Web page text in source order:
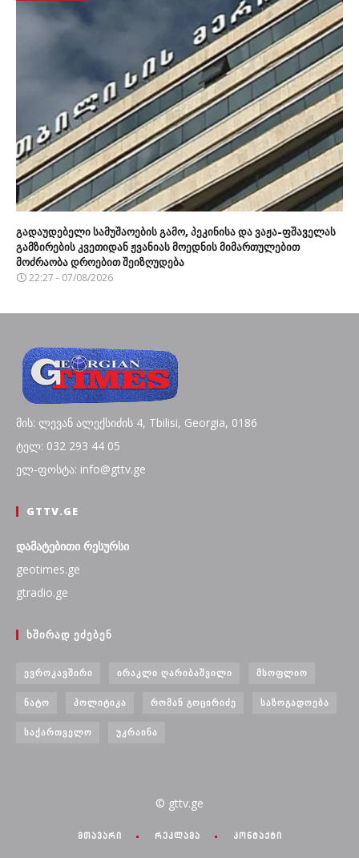
გადაუდებელი სამუშაოების გამო, პეკინისა და ვაჟა-ფშაველას
გამზირების კვეთიდან ჟვანიას მოედნის მიმართულებით
მოძრაობა დროებით შეიზღუდება
22:27 - 07/08/2026
მის: ლევან ალექსიძის 4, Tbilisi, Georgia, 0186
ტელ: 032 293 44 05
ელ-ფოსტა: info@gttv.ge
GTTV.GE
დამატებითი რესურსი
geotimes.ge
gtradio.ge
ᲮᲨᲘᲠᲐᲓ ᲔᲫᲔᲑᲔᲜ
ᲔᲕᲠᲝᲙᲐᲕᲨᲘᲠᲘ ᲘᲠᲐᲙᲚᲘ ᲦᲐᲠᲘᲑᲐᲨᲕᲘᲚᲘ ᲛᲡᲝᲤᲚᲘᲝ
ᲜᲐᲢᲝ ᲞᲝᲚᲘᲢᲘᲙᲐ ᲠᲝᲛᲐᲜ ᲒᲝᲪᲘᲠᲘᲫᲔ ᲡᲐᲖᲝᲒᲐᲓᲝᲔᲑᲐ
ᲡᲐᲥᲐᲠᲗᲕᲔᲚᲝ ᲣᲙᲠᲐᲘᲜᲐ
© gttv.ge
მთავარი რეკლამა კონტაქტი